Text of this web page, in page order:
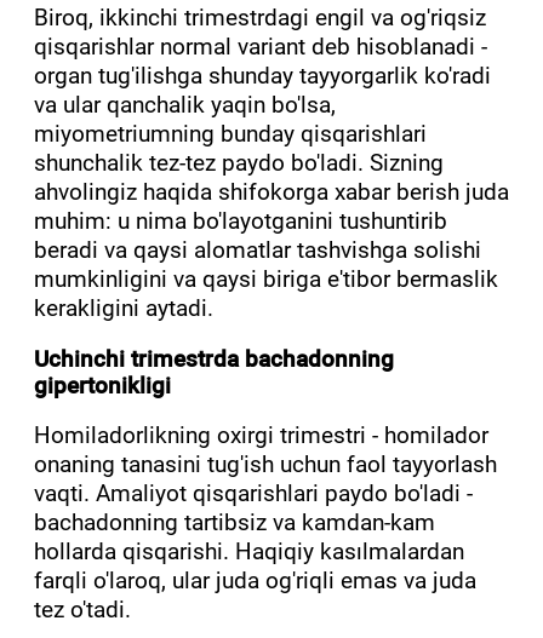
Biroq, ikkinchi trimestrdagi engil va og'riqsiz
qisqarishlar normal variant deb hisoblanadi -
organ tug'ilishga shunday tayyorgarlik ko'radi
va ular qanchalik yaqin bo'lsa,
miyometriumning bunday qisqarishlari
shunchalik tez-tez paydo bo'ladi. Sizning
ahvolingiz haqida shifokorga xabar berish juda
muhim: u nima bo'layotganini tushuntirib
beradi va qaysi alomatlar tashvishga solishi
mumkinligini va qaysi biriga e'tibor bermaslik
kerakligini aytadi.
Uchinchi trimestrda bachadonning
gipertonikligi
Homiladorlikning oxirgi trimestri - homilador
onaning tanasini tug'ish uchun faol tayyorlash
vaqti. Amaliyot qisqarishlari paydo bo'ladi -
bachadonning tartibsiz va kamdan-kam
hollarda qisqarishi. Haqiqiy kasılmalardan
farqli o'laroq, ular juda og'riqli emas va juda
tez o'tadi.